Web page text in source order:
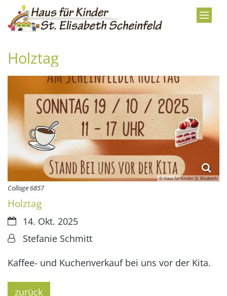
Zum Inhalt springen
Holztag
© Haus für Kinder St. Elisabeth
Collage 6857
Holztag
Datum:14. Okt. 2025
Von:Stefanie Schmitt
Kaffee- und Kuchenverkauf bei uns vor der Kita.
zurück